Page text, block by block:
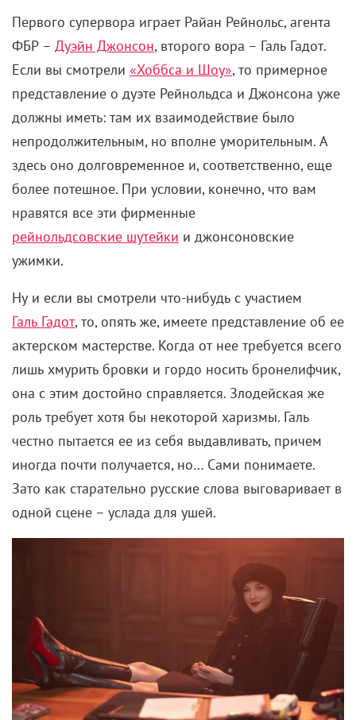
Первого супервора играет Райан Рейнольс, агента
ФБР – Дуэйн Джонсон, второго вора – Галь Гадот.
Если вы смотрели «Хоббса и Шоу», то примерное
представление о дуэте Рейнольдса и Джонсона уже
должны иметь: там их взаимодействие было
непродолжительным, но вполне уморительным. А
здесь оно долговременное и, соответственно, еще
более потешное. При условии, конечно, что вам
нравятся все эти фирменные
рейнольдсовские шутейки и джонсоновские
ужимки.
Ну и если вы смотрели что-нибудь с участием
Галь Гадот, то, опять же, имеете представление об ее
актерском мастерстве. Когда от нее требуется всего
лишь хмурить бровки и гордо носить бронелифчик,
она с этим достойно справляется. Злодейская же
роль требует хотя бы некоторой харизмы. Галь
честно пытается ее из себя выдавливать, причем
иногда почти получается, но… Сами понимаете.
Зато как старательно русские слова выговаривает в
одной сцене – услада для ушей.